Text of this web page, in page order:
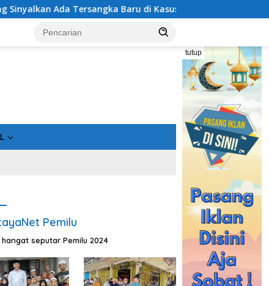
di Kasus Hibah Rp40 Miliar Bukan Sekadar Asin,
tutup
Pemilu
seputar Pemilu 2024